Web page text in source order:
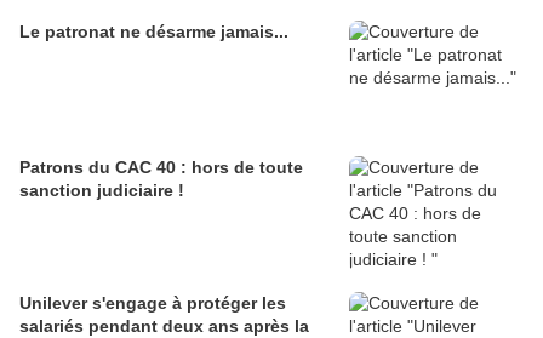
Le patronat ne désarme jamais...
Patrons du CAC 40 : hors de toute
sanction judiciaire !
Unilever s'engage à protéger les
salariés pendant deux ans après la